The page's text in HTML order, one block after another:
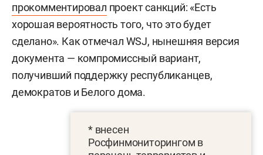
прокомментировал проект санкций: «Есть
хорошая вероятность того, что это будет
сделано». Как отмечал WSJ, нынешняя версия
документа — компромиссный вариант,
получивший поддержку республиканцев,
демократов и Белого дома.
* внесен
Росфинмониторингом в